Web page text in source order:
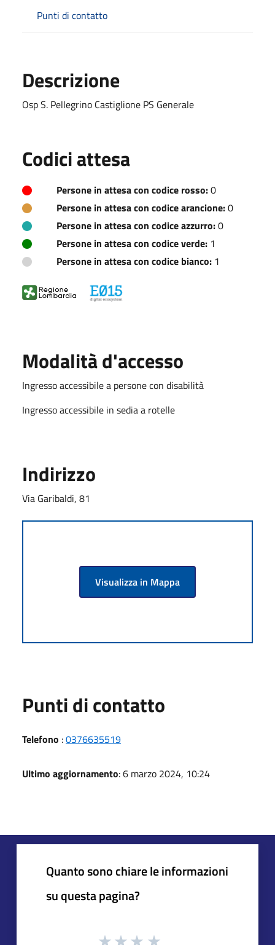
Punti di contatto
Descrizione
Osp S. Pellegrino Castiglione PS Generale
Codici attesa
Persone in attesa con codice rosso:0
Persone in attesa con codice arancione:0
Persone in attesa con codice azzurro:0
Persone in attesa con codice verde: 1
Persone in attesa con codice bianco: 1
Modalità d'accesso
Ingresso accessibile a persone con disabilità
Ingresso accessibile in sedia a rotelle
Indirizzo
Via Garibaldi, 81
Visualizza in Mappa
Punti di contatto
Telefono :0376635519
Ultimo aggiornamento: 6 marzo 2024, 10:24
Quanto sono chiare le informazioni
su questa pagina?